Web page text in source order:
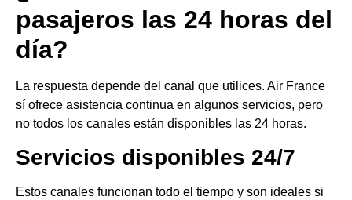
pasajeros las 24 horas del
día?
La respuesta depende del canal que utilices. Air France
sí ofrece asistencia continua en algunos servicios, pero
no todos los canales están disponibles las 24 horas.
Servicios disponibles 24/7
Estos canales funcionan todo el tiempo y son ideales si